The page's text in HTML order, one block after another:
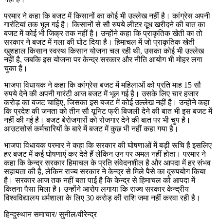
परमार ने कहा कि बजट में किसानों का कोई भी उल्लेख नहीं है। कांग्रेस अपनी
गारंटियां तक भूल गई है। किसानों से सौ रुपये लीटर दूध खरीदने की बात का
बजट में कोई भी जिक्र तक नहीं है। उन्होंने कहा कि प्राकृतिक खेती का तो
सरकार ने बजट में गला की घोट दिया है। हिमाचल में जो प्राकृतिक खेती
खुशहाल किसान स्वस्थ किसान योजना चल रही थी, उसका कोई भी उल्लेख
नहीं है, जबकि इस योजना पर केन्द्र सरकार और नीति आयोग भी मोहर लगा
चुका है।
भाजपा विधायक ने कहा कि कांग्रेस बजट में महिलाओं को प्रति माह 15 सौ
रुपये देने की अपनी गारंटी आज बजट में भूल गई है। उसके लिए चार हजार
करोड़ का बजट चाहिए, जिसका इस बजट में कोई उल्लेख नहीं है। उन्होंने कहा
कि प्रदेश की जनता को तीन सौ यूनिट फ्री बिजली देने की बात भी इस बजट में
नहीं की गई है। बजट बेरोजगारों को रोजगार देने की बात पर भी चुप है।
आउटसोर्स कर्मचारियों के बारे में बजट में कुछ भी नहीं कहा गया है।
भाजपा विधायक परमार ने कहा कि सरकार की घोषणाओं में बड़ी रूचि है इसलिए
हर बजट में कई घोषणाएं कर देते हैं लेकिन उन पर अमल नहीं होता। परमार ने
कहा कि केन्द्र सरकार हिमाचल के प्रति संवेदनशील है और आपदा में हर संभव
सहायता की है, लेकिन राज्य सरकार ने केन्द्र से मिले पैसे का दुरुपयोग किया
है। सरकार आज तक नहीं बता पाई है कि केन्द्र से हिमाचल को आपदा में
कितना पैसा मिला है। उन्होंने आरोप लगाया कि राज्य सरकार केन्द्रीय
विश्वविद्यालय धर्मशाला के लिए 30 करोड़ की राशि जमा नहीं करवा रही है।
हिन्दुस्थान समाचार/ सुनील/वीरेन्द्र